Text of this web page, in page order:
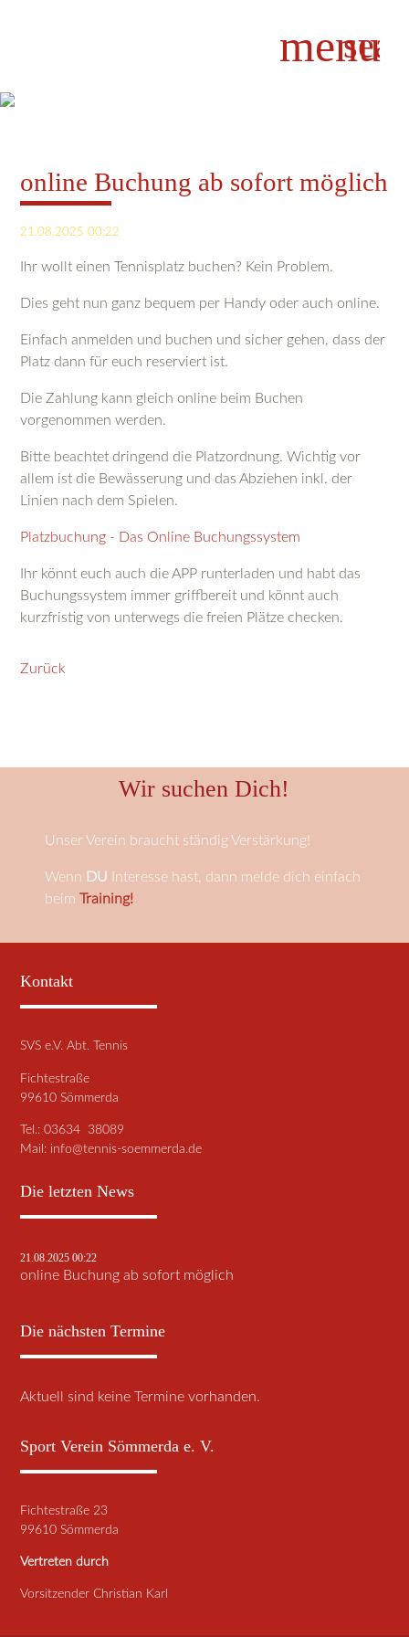
menu
online Buchung ab sofort möglich
21.08.2025 00:22
Ihr wollt einen Tennisplatz buchen? Kein Problem.
Dies geht nun ganz bequem per Handy oder auch online.
Einfach anmelden und buchen und sicher gehen, dass der
Platz dann für euch reserviert ist.
Die Zahlung kann gleich online beim Buchen
vorgenommen werden.
Bitte beachtet dringend die Platzordnung. Wichtig vor
allem ist die Bewässerung und das Abziehen inkl. der
Linien nach dem Spielen.
Platzbuchung - Das Online Buchungssystem
Ihr könnt euch auch die APP runterladen und habt das
Buchungssystem immer griffbereit und könnt auch
kurzfristig von unterwegs die freien Plätze checken.
Zurück
Wir suchen Dich!
Unser Verein braucht ständig Verstärkung!
Wenn DU Interesse hast, dann melde dich einfach
beimTraining!
Kontakt
SVS e.V. Abt. Tennis
Fichtestraße
99610 Sömmerda
Tel.: 03634 38089
Mail: info@tennis-soemmerda.de
Die letzten News
21.08.2025 00:22
online Buchung ab sofort möglich
Die nächsten Termine
Aktuell sind keine Termine vorhanden.
Sport Verein Sömmerda e. V.
Fichtestraße 23
99610 Sömmerda
Vertreten durch
Vorsitzender Christian Karl